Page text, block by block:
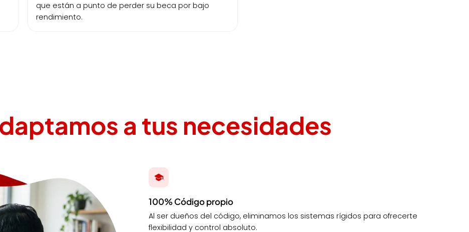
que están a punto de perder su beca por bajo
rendimiento.
a tus necesidades
100% Código propio
Al ser dueños del código, eliminamos los sistemas rígidos para ofrecerte
flexibilidad y control absoluto.